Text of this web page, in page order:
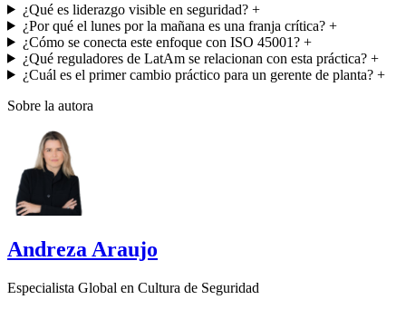
¿Qué es liderazgo visible en seguridad?+
¿Por qué el lunes por la mañana es una franja crítica?+
¿Cómo se conecta este enfoque con ISO 45001?+
¿Qué reguladores de LatAm se relacionan con esta práctica?+
¿Cuál es el primer cambio práctico para un gerente de planta?+
Sobre la autora
Andreza Araujo
Especialista Global en Cultura de Seguridad